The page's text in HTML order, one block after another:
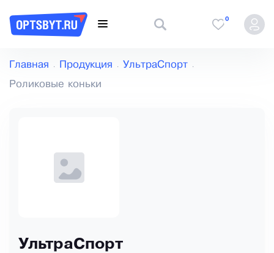
0
Главная Продукция УльтраСпорт
Роликовые коньки
УльтраСпорт